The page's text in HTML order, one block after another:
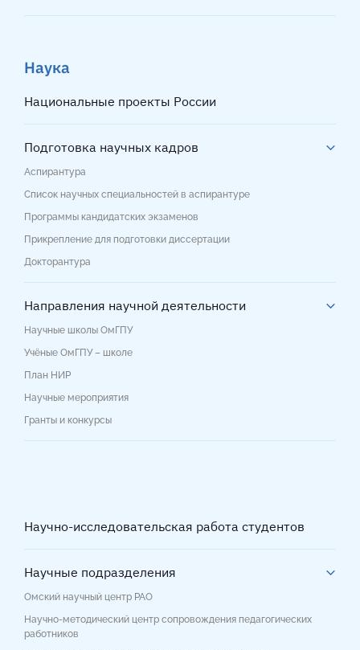
Наука
Национальные проекты России
Подготовка научных кадров
Аспирантура
Список научных специальностей в аспирантуре
Программы кандидатских экзаменов
Прикрепление для подготовки диссертации
Докторантура
Направления научной деятельности
Научные школы ОмГПУ
Учёные ОмГПУ – школе
План НИР
Научные мероприятия
Гранты и конкурсы
Научно-исследовательская работа студентов
Научные подразделения
Омский научный центр РАО
Научно-методический центр сопровождения педагогических
работников